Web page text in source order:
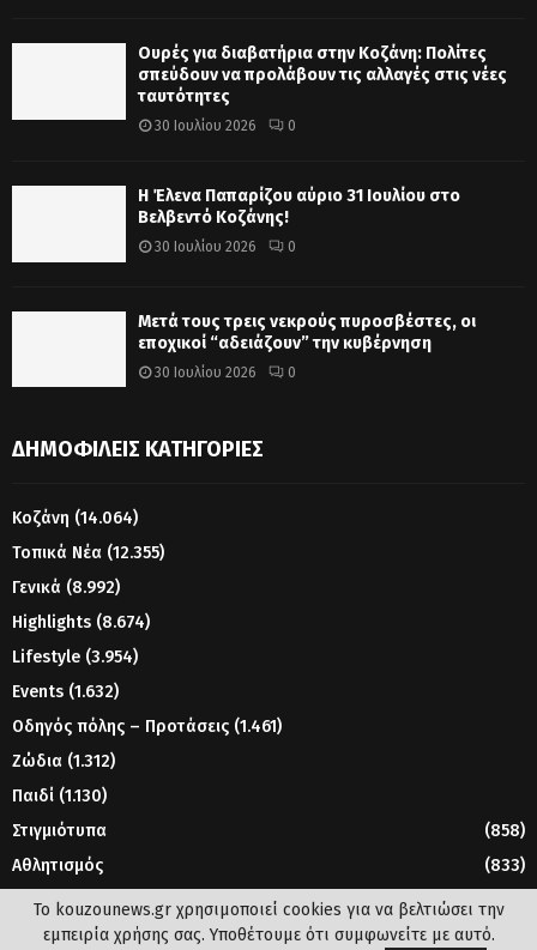
Ουρές για διαβατήρια στην Κοζάνη: Πολίτες
σπεύδουν να προλάβουν τις αλλαγές στις νέες
ταυτότητες
30 Ιουλίου 2026 0
Η Έλενα Παπαρίζου αύριο 31 Ιουλίου στο
Βελβεντό Κοζάνης!
30 Ιουλίου 2026 0
Μετά τους τρεις νεκρούς πυροσβέστες, οι
εποχικοί “αδειάζουν” την κυβέρνηση
30 Ιουλίου 2026 0
ΔΗΜΟΦΙΛΕΊΣ ΚΑΤΗΓΟΡΊΕΣ
Κοζάνη (14.064)
Τοπικά Νέα (12.355)
Γενικά (8.992)
Highlights (8.674)
Lifestyle (3.954)
Events (1.632)
Οδηγός πόλης – Προτάσεις (1.461)
Ζώδια (1.312)
Παιδί (1.130)
Στιγμιότυπα
(858)
Αθλητισμός
(833)
Γυναίκα
Το kouzounews.gr χρησιμοποιεί cookies για να βελτιώσει την
εμπειρία χρήσης σας. Υποθέτουμε ότι συμφωνείτε με αυτό.